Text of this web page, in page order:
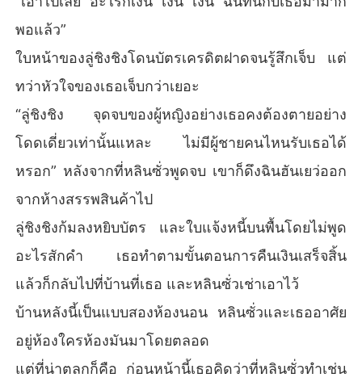
พอแล้ว”
ใบหน้าของลู่ชิงชิงโดนบัตรเครดิตฝาดจนรู้สึกเจ็บ แต่
ทว่าหัวใจของเธอเจ็บกว่าเยอะ
“ลู่ชิงชิง จุดจบของผู้หญิงอย่างเธอคงต้องตายอย่าง
โดดเดี่ยวเท่านั้นแหละ ไม่มีผู้ชายคนไหนรับเธอได้
หรอก” หลังจากที่หลินซั่วพูดจบ เขาก็ดึงฉินฮันเยว่ออก
จากห้างสรรพสินค้าไป
ลู่ชิงชิงก้มลงหยิบบัตร และใบแจ้งหนี้บนพื้นโดยไม่พูด
อะไรสักคำ เธอทำตามขั้นตอนการคืนเงินเสร็จสิ้น
แล้วก็กลับไปที่บ้านที่เธอ และหลินซั่วเช่าเอาไว้
บ้านหลังนี้เป็นแบบสองห้องนอน หลินซั่วและเธออาศัย
อยู่ห้องใครห้องมันมาโดยตลอด
แต่ที่น่าตลกก็คือ ก่อนหน้านี้เธอคิดว่าที่หลินซั่วทำเช่น